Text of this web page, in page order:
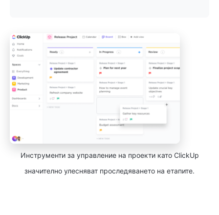
Инструменти за управление на проекти като ClickUp
значително улесняват проследяването на етапите.